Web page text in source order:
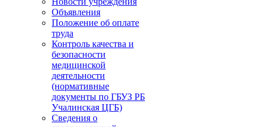
Объявления
Положение об оплате
труда
Контроль качества и
безопасности
медицинской
деятельности
(нормативные
документы по ГБУЗ РБ
Учалинская ЦГБ)
Сведения о